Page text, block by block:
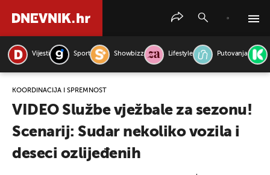
Vijesti Sport Showbizz Lifestyle Putovanja
KOORDINACIJA I SPREMNOST
VIDEO Službe vježbale za sezonu!
Scenarij: Sudar nekoliko vozila i
deseci ozlijeđenih
PRETRAŽITE VIJESTI